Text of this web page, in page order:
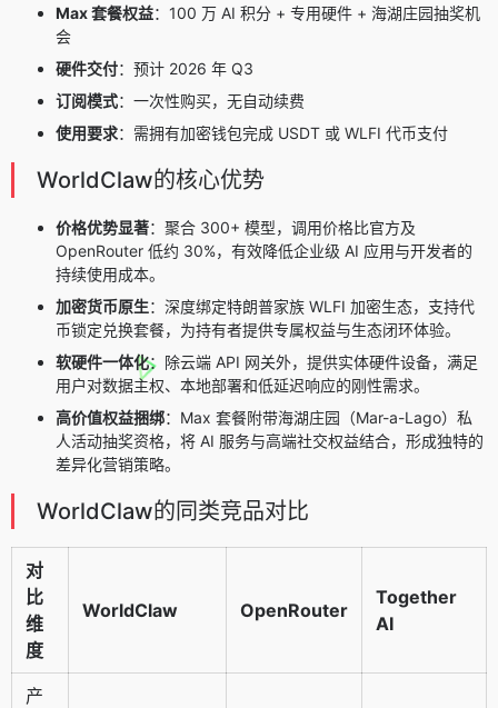
Max 套餐权益：100 万 AI 积分 + 专用硬件 + 海湖庄园抽奖机
会
硬件交付：预计 2026 年 Q3
订阅模式：一次性购买，无自动续费
使用要求：需拥有加密钱包完成 USDT 或 WLFI 代币支付
WorldClaw的核心优势
价格优势显著：聚合 300+ 模型，调用价格比官方及
OpenRouter 低约 30%，有效降低企业级 AI 应用与开发者的
持续使用成本。
加密货币原生：深度绑定特朗普家族 WLFI 加密生态，支持代
币锁定兑换套餐，为持有者提供专属权益与生态闭环体验。
软硬件一体化：除云端 API 网关外，提供实体硬件设备，满足
用户对数据主权、本地部署和低延迟响应的刚性需求。
高价值权益捆绑：Max 套餐附带海湖庄园（Mar-a-Lago）私
人活动抽奖资格，将 AI 服务与高端社交权益结合，形成独特的
差异化营销策略。
WorldClaw的同类竞品对比
对
比
维
度
WorldClaw OpenRouter
Together
AI
产